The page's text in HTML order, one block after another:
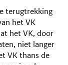
terugtrekking
het VK
het VK, door
niet langer
VK thans de